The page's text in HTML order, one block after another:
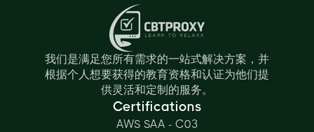
我们是满足您所有需求的一站式解决方案，并
根据个人想要获得的教育资格和认证为他们提
供灵活和定制的服务。
Certifications
AWS SAA - C03